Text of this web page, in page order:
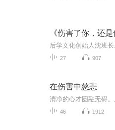
《伤害了你，还
27 907
在伤害中慈悲
46 1912